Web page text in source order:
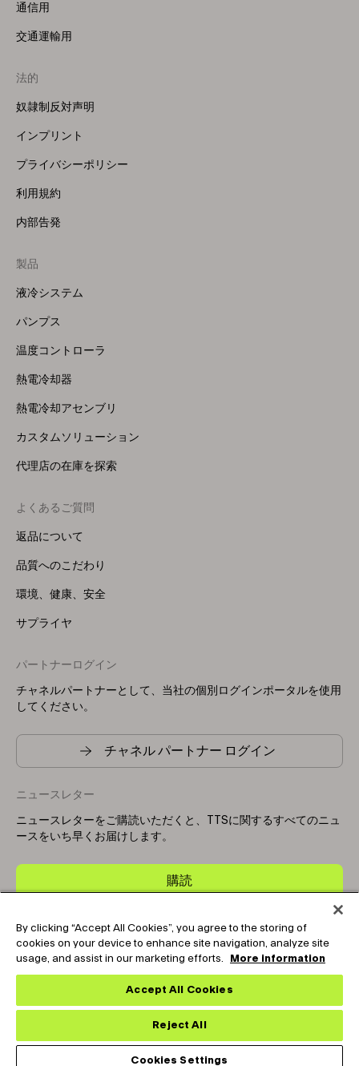
通信用
交通運輸用
法的
奴隷制反対声明
インプリント
プライバシーポリシー
利用規約
内部告発
Footer
Menu
製品
液冷システム
パンプス
温度コントローラ
熱電冷却器
熱電冷却アセンブリ
カスタムソリューション
代理店の在庫を探索
よくあるご質問
返品について
品質へのこだわり
環境、健康、安全
サプライヤ
パートナーログイン
チャネルパートナーとして、当社の個別ログインポータルを使用
してください。
チャネル パートナー ログイン
ニュースレター
ニュースレターをご購読いただくと、TTSに関するすべてのニュ
ースをいち早くお届けします。
購読
Copyright © 2025-2026 Tark Thermal Solutions. All rights
reserved.
Socials
By clicking “Accept All Cookies”, you agree to the storing of
cookies on your device to enhance site navigation, analyze site
usage, and assist in our marketing efforts.
More information
Accept All Cookies
Reject All
Cookies Settings